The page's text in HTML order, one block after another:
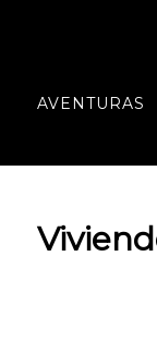
AVENTURAS